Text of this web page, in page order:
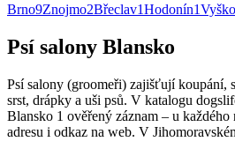
Brno9Znojmo2Břeclav1Hodonín1
Psí salony Blansko
Psí salony (groomeři) zajišťují koupání,
srst, drápky a uši psů. V katalogu
Blansko 1 ověřený záznam – u každého
adresu i odkaz na web. V